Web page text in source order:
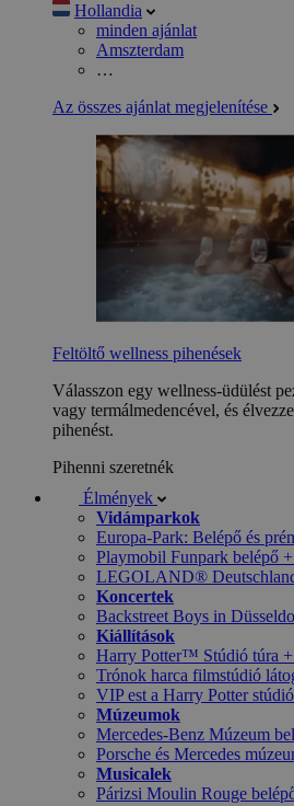
Hollandia
minden ajánlat
Amszterdam
…
Az összes ajánlat megjelenítése
Feltöltő wellness pihenések
Válasszon egy wellness-üdülést
vagy termálmedencével, és
pihenést.
Pihenni szeretnék
Élmények
Vidámparkok
Europa-Park: Belépő és
Playmobil Funpark belépő +
LEGOLAND®
Koncertek
Backstreet Boys in
Kiállítások
Harry Potter™ Stúdió túra +
Trónok harca filmstúdió
VIP est a Harry Potter
Múzeumok
Mercedes-Benz Múzeum
Porsche és Mercedes
Musicalek
Párizsi Moulin Rouge